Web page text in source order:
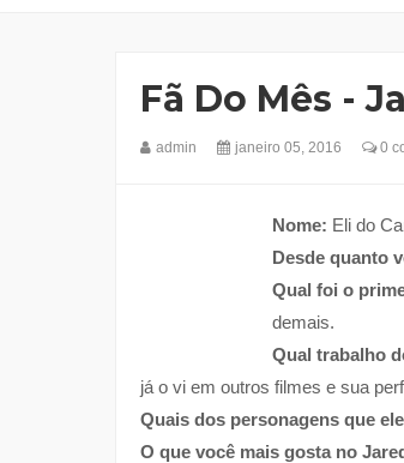
Fã Do Mês -
admin janeiro 05, 2016 0
Nome: Eli do
Desde quanto
Qual foi o
demais.
Qual trabalho
já o vi em outros filmes e sua
Quais dos personagens que
O que você mais gosta no